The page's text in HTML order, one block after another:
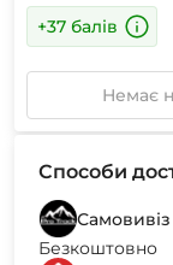
+37 балів
Немає
Способи
Безкоштовно